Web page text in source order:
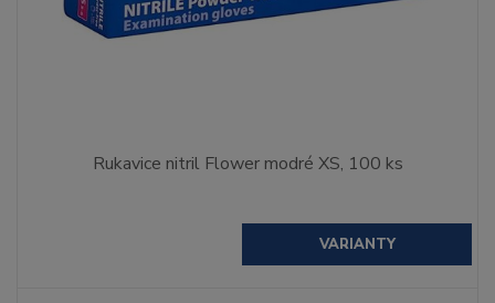
Rukavice nitril Flower modré XS, 100 ks
VARIANTY